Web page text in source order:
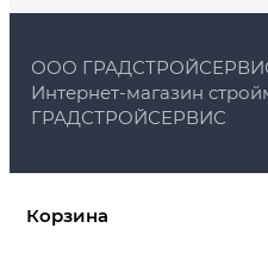
ООО
Интернет-магазин
ГРАДСТРОЙСЕРВИС
Корзина